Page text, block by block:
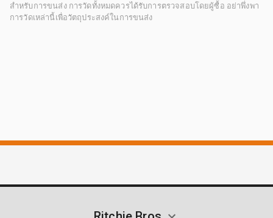
สำหรับการขนส่ง การวัดทั้งหมดควรได้รับการตรวจสอบโดยผู้ซื้อ อย่าพึ่งพา
การวัดเหล่านี้เพื่อวัตถุประสงค์ในการขนส่ง